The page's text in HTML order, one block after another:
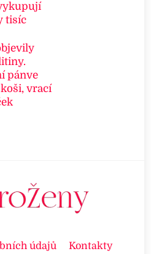
tisíc
pánve
vrací
údajů Kontakty